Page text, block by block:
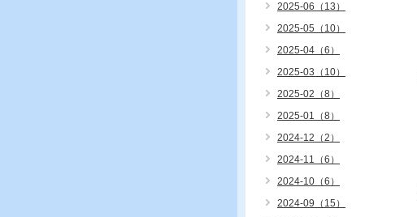
2025-06（13）
2025-05（10）
2025-04（6）
2025-03（10）
2025-02（8）
2025-01（8）
2024-12（2）
2024-11（6）
2024-10（6）
2024-09（15）